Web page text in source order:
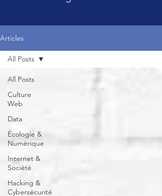
Articles
All Posts
Culture
Web
Data
Écologie &
Numérique
Internet &
Société
Hacking &
Cybersécurité
All Posts